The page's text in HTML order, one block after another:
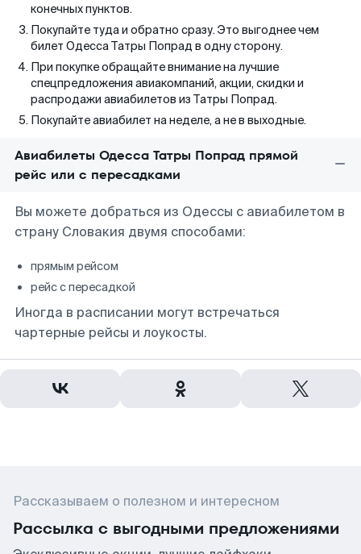
конечных пунктов.
Покупайте туда и обратно сразу. Это выгоднее чем
билет Одесса Татры Попрад в одну сторону.
При покупке обращайте внимание на лучшие
спецпредложения авиакомпаний, акции, скидки и
распродажи авиабилетов из Татры Попрад.
Покупайте авиабилет на неделе, а не в выходные.
Авиабилеты Одесса Татры Попрад прямой
рейс или с пересадками
Вы можете добраться из Одессы с авиабилетом в
страну Словакия двумя способами:
прямым рейсом
рейс с пересадкой
Иногда в расписании могут встречаться
чартерные рейсы и лоукосты.
Рассказываем о полезном и интересном
Рассылка с выгодными предложениями